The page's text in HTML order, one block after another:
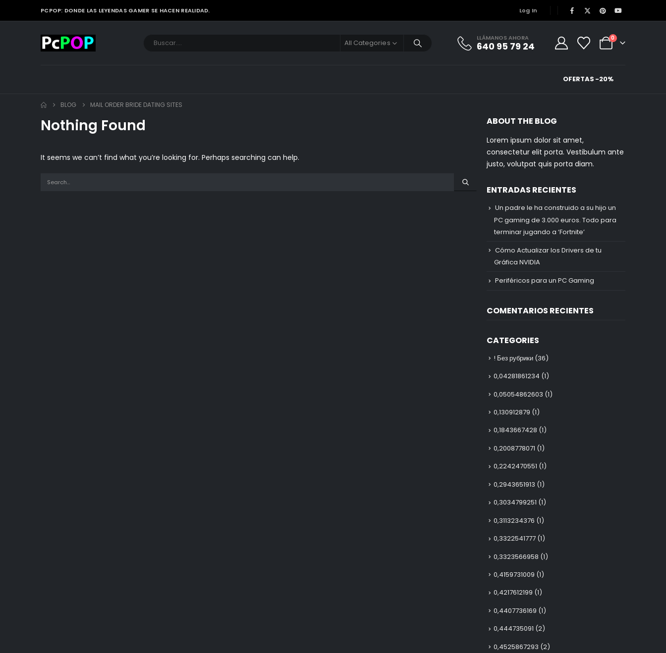
PCPOP: DONDE LAS LEYENDAS GAMER SE HACEN REALIDAD. Log In
All Categories
LLÁMANOS AHORA
640 95 79 24
0
OFERTAS -20%
BLOG MAIL ORDER BRIDE DATING SITES
Nothing Found
It seems we can’t find what you’re looking for. Perhaps searching can help.
ABOUT THE BLOG
Lorem ipsum dolor sit amet,
consectetur elit porta. Vestibulum ante
justo, volutpat quis porta diam.
ENTRADAS RECIENTES
Un padre le ha construido a su hijo un
PC gaming de 3.000 euros. Todo para
terminar jugando a ‘Fortnite’
Cómo Actualizar los Drivers de tu
Gráfica NVIDIA
Periféricos para un PC Gaming
COMENTARIOS RECIENTES
CATEGORIES
! Без рубрики (36)
0,04281861234 (1)
0,05054862603 (1)
0,130912879 (1)
0,1843667428 (1)
0,2008778071 (1)
0,2242470551 (1)
0,2943651913 (1)
0,3034799251 (1)
0,3113234376 (1)
0,3322541777 (1)
0,3323566958 (1)
0,4159731009 (1)
0,4217612199 (1)
0,4407736169 (1)
0,444735091 (2)
0,4525867293 (2)